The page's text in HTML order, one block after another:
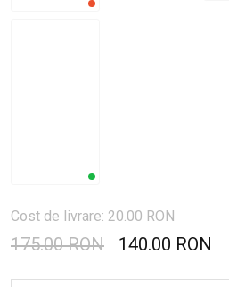
Cost de livrare: 20.00 RON
175.00 RON 140.00 RON